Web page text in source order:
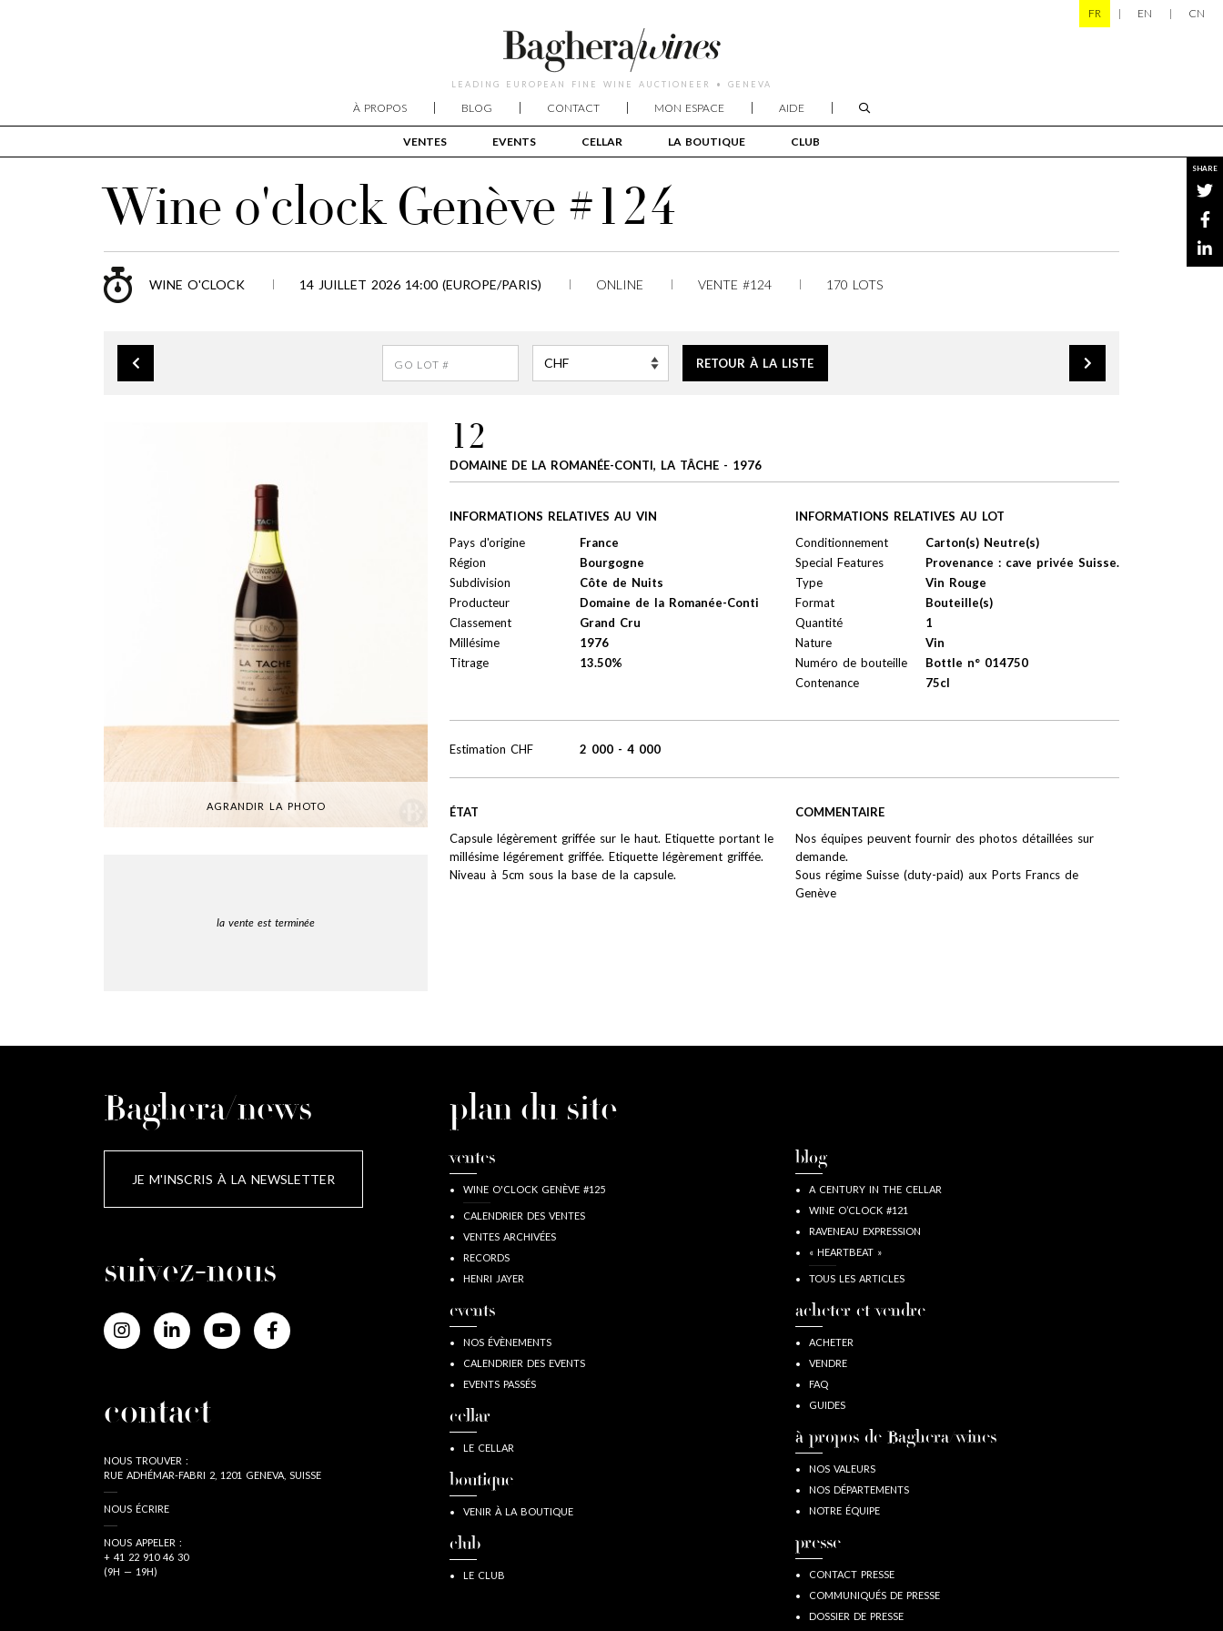
LEADING EUROPEAN FINE WINE AUCTIONEER • GENEVA
VENTES EVENTS CELLAR LA BOUTIQUE CLUB
À PROPOS BLOG CONTACT MON ESPACE AIDE
FR EN CN
SHARE
Wine o'clock Genève #124
WINE O'CLOCK 14 JUILLET 2026 14:00 (EUROPE/PARIS) ONLINE VENTE #124 170 LOTS
RETOUR À LA LISTE
AGRANDIR LA PHOTO
la vente est terminée
12
DOMAINE DE LA ROMANÉE-CONTI, LA TÂCHE - 1976
INFORMATIONS RELATIVES AU VIN
Pays d'origine
France
Région
Bourgogne
Subdivision
Côte de Nuits
Producteur
Domaine de la Romanée-Conti
Classement
Grand Cru
Millésime
1976
Titrage
13.50%
INFORMATIONS RELATIVES AU LOT
Conditionnement
Carton(s) Neutre(s)
Special Features
Provenance : cave privée Suisse.
Type
Vin Rouge
Format
Bouteille(s)
Quantité
1
Nature
Vin
Numéro de bouteille
Bottle n° 014750
Contenance
75cl
Estimation CHF 2 000 - 4 000
ÉTAT
Capsule légèrement griffée sur le haut. Etiquette portant le
millésime légérement griffée. Etiquette légèrement griffée.
Niveau à 5cm sous la base de la capsule.
COMMENTAIRE
Nos équipes peuvent fournir des photos détaillées sur
demande.
Sous régime Suisse (duty-paid) aux Ports Francs de
Genève
Baghera/news
JE M'INSCRIS À LA NEWSLETTER
suivez-nous
contact
NOUS TROUVER :
RUE ADHÉMAR-FABRI 2, 1201 GENEVA, SUISSE
NOUS ÉCRIRE
NOUS APPELER :
+ 41 22 910 46 30
(9H — 19H)
plan du site
ventes
WINE O'CLOCK GENÈVE #125
CALENDRIER DES VENTES
VENTES ARCHIVÉES
RECORDS
HENRI JAYER
events
NOS ÉVÈNEMENTS
CALENDRIER DES EVENTS
EVENTS PASSÉS
cellar
LE CELLAR
boutique
VENIR À LA BOUTIQUE
club
LE CLUB
blog
A CENTURY IN THE CELLAR
WINE O’CLOCK #121
RAVENEAU EXPRESSION
« HEARTBEAT »
TOUS LES ARTICLES
acheter et vendre
ACHETER
VENDRE
FAQ
GUIDES
à propos de Baghera/wines
NOS VALEURS
NOS DÉPARTEMENTS
NOTRE ÉQUIPE
presse
CONTACT PRESSE
COMMUNIQUÉS DE PRESSE
DOSSIER DE PRESSE